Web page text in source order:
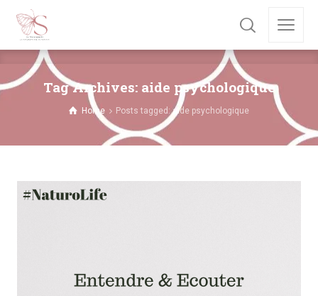
Tag Archives: aide psychologique
Home Posts tagged: aide psychologique